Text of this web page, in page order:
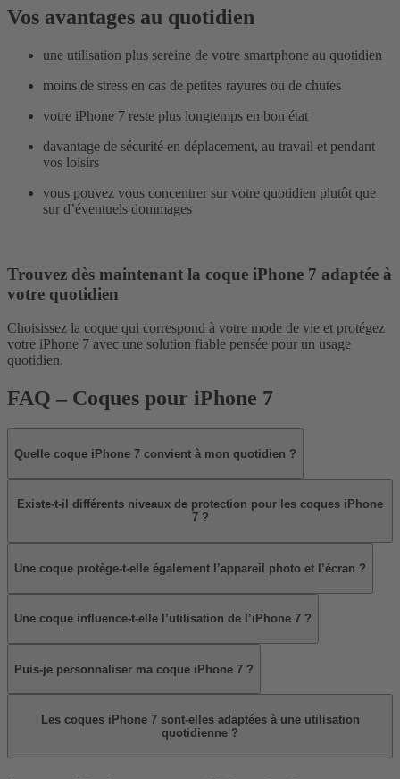
Vos avantages au quotidien
une utilisation plus sereine de votre smartphone au quotidien
moins de stress en cas de petites rayures ou de chutes
votre iPhone 7 reste plus longtemps en bon état
davantage de sécurité en déplacement, au travail et pendant
vos loisirs
vous pouvez vous concentrer sur votre quotidien plutôt que
sur d’éventuels dommages
Trouvez dès maintenant la coque iPhone 7 adaptée à
votre quotidien
Choisissez la coque qui correspond à votre mode de vie et protégez
votre iPhone 7 avec une solution fiable pensée pour un usage
quotidien.
FAQ – Coques pour iPhone 7
Quelle coque iPhone 7 convient à mon quotidien ?
Existe-t-il différents niveaux de protection pour les coques iPhone
7 ?
Une coque protège-t-elle également l’appareil photo et l’écran ?
Une coque influence-t-elle l’utilisation de l’iPhone 7 ?
Puis-je personnaliser ma coque iPhone 7 ?
Les coques iPhone 7 sont-elles adaptées à une utilisation
quotidienne ?